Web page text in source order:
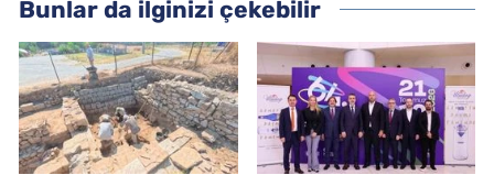
Bunlar da ilginizi çekebilir